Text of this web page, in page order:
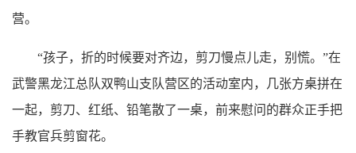
营。
“孩子，折的时候要对齐边，剪刀慢点儿走，别慌。”在
武警黑龙江总队双鸭山支队营区的活动室内，几张方桌拼在
一起，剪刀、红纸、铅笔散了一桌，前来慰问的群众正手把
手教官兵剪窗花。